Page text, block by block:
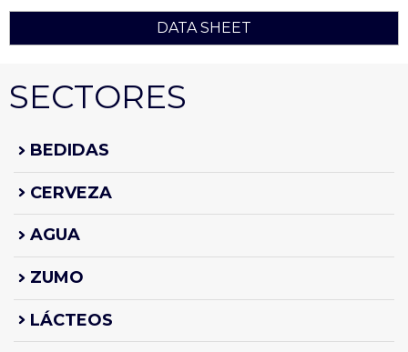
DATA SHEET
SECTORES
BEDIDAS
CERVEZA
AGUA
ZUMO
LÁCTEOS